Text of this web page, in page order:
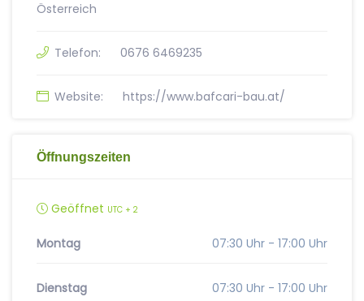
Österreich
Telefon: 0676 6469235
Website: https://www.bafcari-bau.at/
Öffnungszeiten
Geöffnet UTC + 2
Montag 07:30 Uhr - 17:00 Uhr
Dienstag 07:30 Uhr - 17:00 Uhr